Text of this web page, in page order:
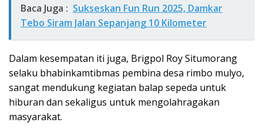
Baca Juga : Sukseskan Fun Run 2025, Damkar
Tebo Siram Jalan Sepanjang 10 Kilometer
Dalam kesempatan iti juga, Brigpol Roy Situmorang
selaku bhabinkamtibmas pembina desa rimbo mulyo,
sangat mendukung kegiatan balap sepeda untuk
hiburan dan sekaligus untuk mengolahragakan
masyarakat.